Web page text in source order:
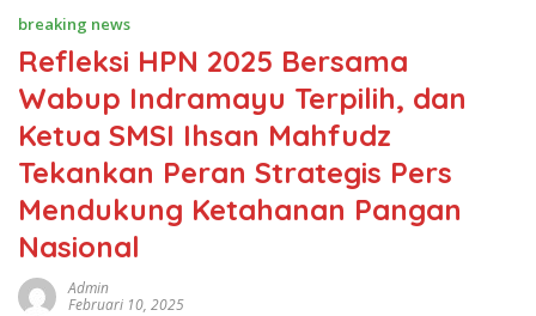
breaking news
Refleksi HPN 2025 Bersama
Wabup Indramayu Terpilih, dan
Ketua SMSI Ihsan Mahfudz
Tekankan Peran Strategis Pers
Mendukung Ketahanan Pangan
Nasional
Admin
Februari 10, 2025